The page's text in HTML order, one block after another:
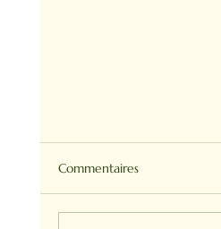
Commentaires